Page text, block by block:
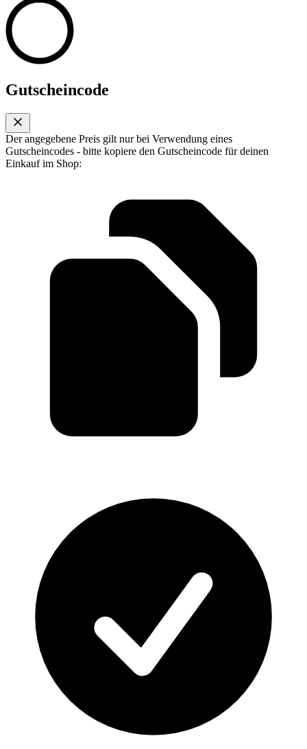
Gutscheincode
Der angegebene Preis gilt nur bei Verwendung eines
Gutscheincodes - bitte kopiere den Gutscheincode für deinen
Einkauf im Shop: